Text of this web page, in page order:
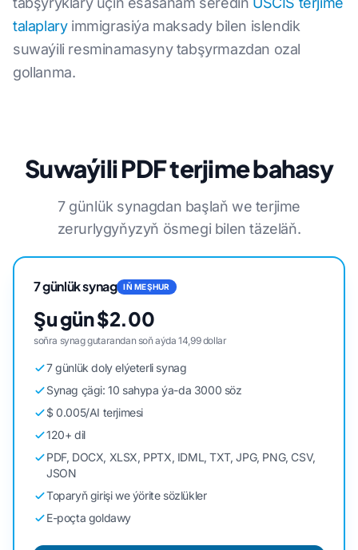
talaplaryimmigrasiýa maksady bilen islendik
suwaýili resminamasyny tabşyrmazdan ozal
gollanma.
Suwaýili PDF terjime bahasy
7 günlük synagdan başlaň we terjime
zerurlygyňyzyň ösmegi bilen täzeläň.
7 günlük synag IŇ MEŞHUR
Şu gün $2.00
soňra synag gutarandan soň aýda 14,99 dollar
7 günlük doly elýeterli synag
Synag çägi: 10 sahypa ýa-da 3000 söz
$ 0.005/AI terjimesi
120+ dil
PDF, DOCX, XLSX, PPTX, IDML, TXT, JPG, PNG, CSV,
JSON
Toparyň girişi we ýörite sözlükler
E-poçta goldawy